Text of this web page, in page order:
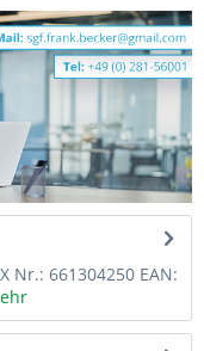
Nr.: 661304250 EAN: